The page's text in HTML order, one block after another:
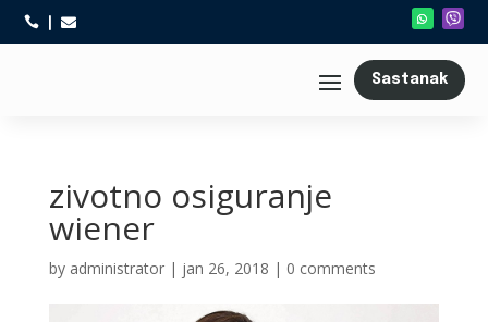
 
Sastanak
zivotno osiguranje
wiener
by administrator| jan 26, 2018 | 0 comments